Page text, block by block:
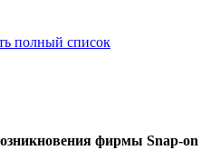
полный список
фирмы Snap-on